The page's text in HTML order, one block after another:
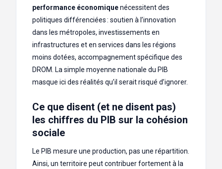
performance économiquenécessitent des
politiques différenciées : soutien à l’innovation
dans les métropoles, investissements en
infrastructures et en services dans les régions
moins dotées, accompagnement spécifique des
DROM. La simple moyenne nationale du PIB
masque ici des réalités qu’il serait risqué d’ignorer.
Ce que disent (et ne disent pas)
les chiffres du PIB sur la cohésion
sociale
Le PIB mesure une production, pas une répartition.
Ainsi, un territoire peut contribuer fortement à la